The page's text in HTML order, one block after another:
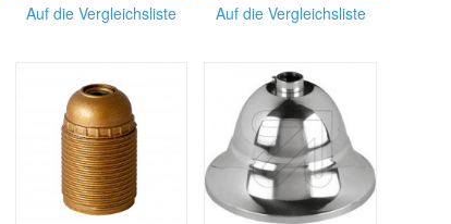
Auf die Vergleichsliste Auf die Vergleichsliste